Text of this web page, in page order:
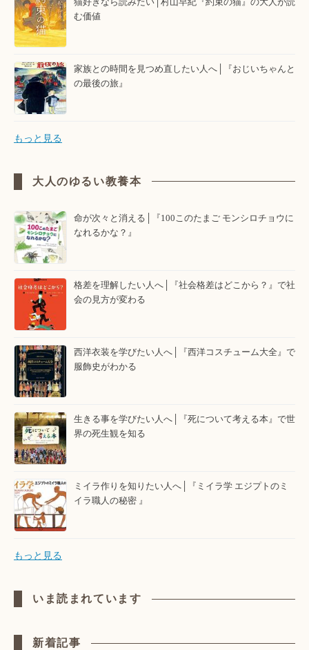
む価値
家族との時間を見つめ直したい人へ│『おじいちゃんと
の最後の旅』
もっと見る
大人のゆるい教養本
命が次々と消える│『100このたまご モンシロチョウに
なれるかな？』
格差を理解したい人へ│『社会格差はどこから？』で社
会の見方が変わる
西洋衣装を学びたい人へ│『西洋コスチューム大全』で
服飾史がわかる
生きる事を学びたい人へ│『死について考える本』で世
界の死生観を知る
ミイラ作りを知りたい人へ│『ミイラ学 エジプトのミ
イラ職人の秘密 』
もっと見る
いま読まれています
新着記事